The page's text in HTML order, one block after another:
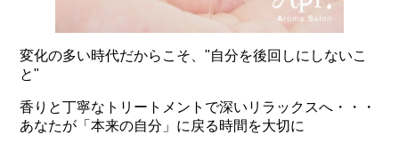
変化の多い時代だからこそ、"自分を後回しにしないこ
と"
香りと丁寧なトリートメントで深いリラックスへ・・・
あなたが「本来の自分」に戻る時間を大切に